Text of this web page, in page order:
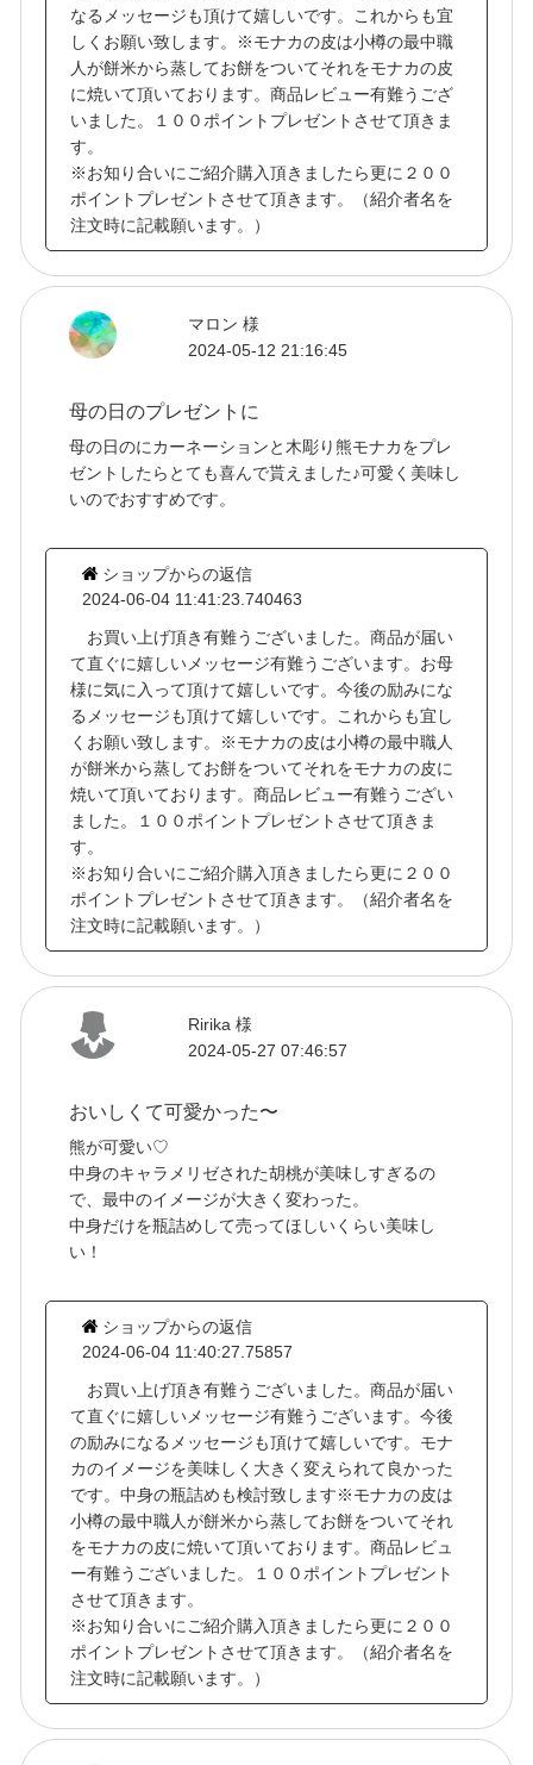
なるメッセージも頂けて嬉しいです。これからも宜
しくお願い致します。※モナカの皮は小樽の最中職
人が餅米から蒸してお餅をついてそれをモナカの皮
に焼いて頂いております。商品レビュー有難うござ
いました。１００ポイントプレゼントさせて頂きま
す。
※お知り合いにご紹介購入頂きましたら更に２００
ポイントプレゼントさせて頂きます。（紹介者名を
注文時に記載願います。）
マロン 様
2024-05-12 21:16:45
母の日のプレゼントに
母の日のにカーネーションと木彫り熊モナカをプレ
ゼントしたらとても喜んで貰えました♪可愛く美味し
いのでおすすめです。
ショップからの返信
2024-06-04 11:41:23.740463
お買い上げ頂き有難うございました。商品が届い
て直ぐに嬉しいメッセージ有難うございます。お母
様に気に入って頂けて嬉しいです。今後の励みにな
るメッセージも頂けて嬉しいです。これからも宜し
くお願い致します。※モナカの皮は小樽の最中職人
が餅米から蒸してお餅をついてそれをモナカの皮に
焼いて頂いております。商品レビュー有難うござい
ました。１００ポイントプレゼントさせて頂きま
す。
※お知り合いにご紹介購入頂きましたら更に２００
ポイントプレゼントさせて頂きます。（紹介者名を
注文時に記載願います。）
Ririka 様
2024-05-27 07:46:57
おいしくて可愛かった〜
熊が可愛い♡
中身のキャラメリゼされた胡桃が美味しすぎるの
で、最中のイメージが大きく変わった。
中身だけを瓶詰めして売ってほしいくらい美味し
い！
ショップからの返信
2024-06-04 11:40:27.75857
お買い上げ頂き有難うございました。商品が届い
て直ぐに嬉しいメッセージ有難うございます。今後
の励みになるメッセージも頂けて嬉しいです。モナ
カのイメージを美味しく大きく変えられて良かった
です。中身の瓶詰めも検討致します※モナカの皮は
小樽の最中職人が餅米から蒸してお餅をついてそれ
をモナカの皮に焼いて頂いております。商品レビュ
ー有難うございました。１００ポイントプレゼント
させて頂きます。
※お知り合いにご紹介購入頂きましたら更に２００
ポイントプレゼントさせて頂きます。（紹介者名を
注文時に記載願います。）